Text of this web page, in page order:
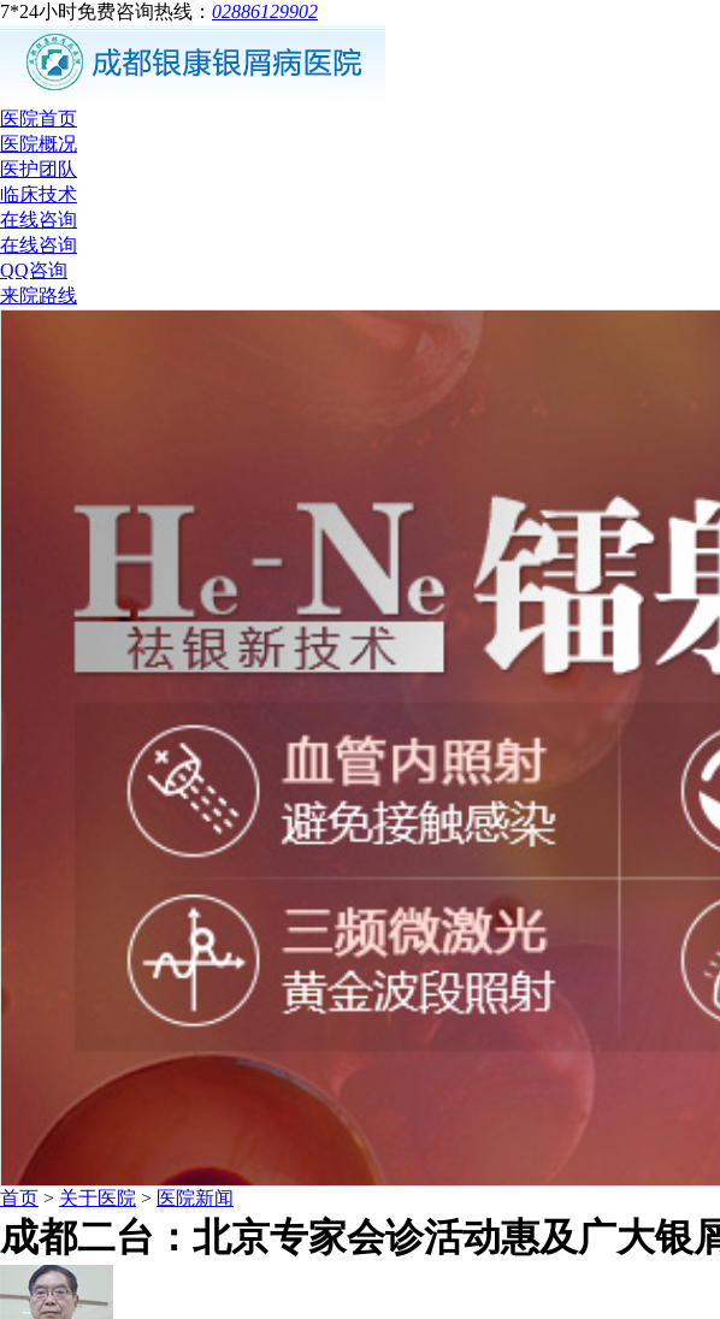
7*24小时免费咨询热线： 02886129902
医院首页
医院概况
医护团队
临床技术
在线咨询
在线咨询
QQ咨询
来院路线
首页 > 关于医院 > 医院新闻
成都二台：北京专家会诊活动惠及广大银